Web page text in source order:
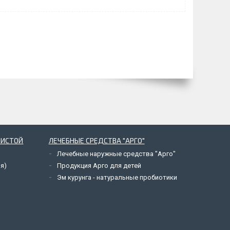
ЛЕЧЕБНЫЕ СРЕДСТВА "АРГО"
Лечебные наружные средства "Арго"
Продукция Арго для детей
Эм курунга - натуральные пробиотики